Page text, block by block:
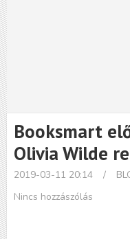
Booksmart
Olivia Wilde
2019-03-11 20:14 /
Nincs hozzászólás